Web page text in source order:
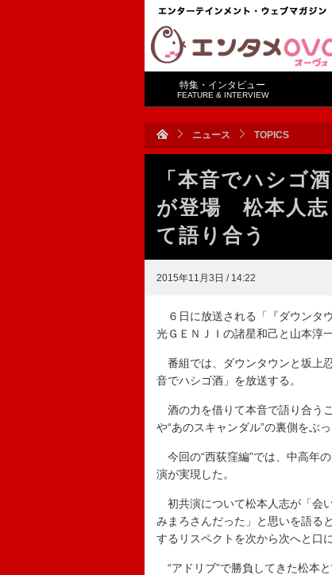
特集・インタビュー
FEATURE & INTERVIEW
ニュース TOPICS
「本音でハシゴ
が登場 松本人志
て語り合う
2015年11月3日 / 14:22
６日に放送される「『ダウンタ
光ＧＥＮＪＩの諸星和己と山本淳
番組では、ダウンタウンと坂上
音でハシゴ酒」を放送する。
酒の力を借りて本音で語り合う
や“あのスキャンダル”の裏側をぶ
今回の“西荻窪編”では、中高年
演が実現した。
初共演について松本人志が「会
みまろさんだった」と思いを語る
するリスペクトを次から次へと口に
“アドリブ”で勝負してきた松本